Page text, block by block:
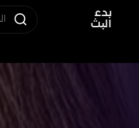
بدء
البث